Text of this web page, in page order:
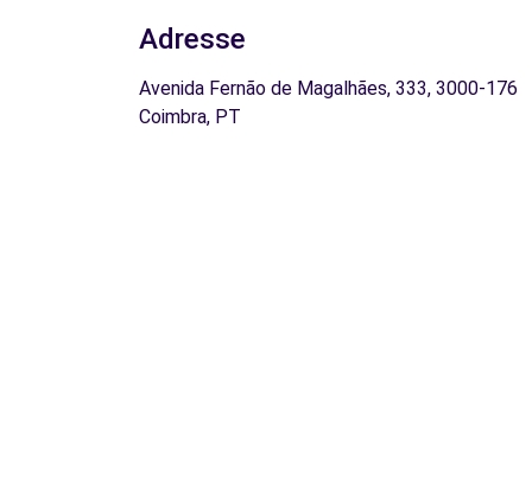
Adresse
Avenida Fernão de Magalhães, 333, 3000-176
Coimbra, PT